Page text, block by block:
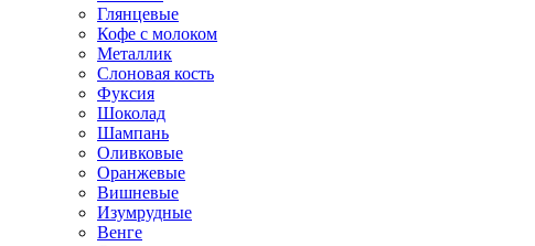
Глянцевые
Кофе с молоком
Металлик
Слоновая кость
Фуксия
Шоколад
Шампань
Оливковые
Оранжевые
Вишневые
Изумрудные
Венге